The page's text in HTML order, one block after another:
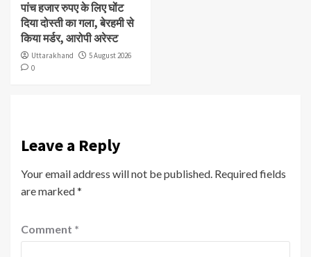
पांच हजार रुपए के लिए घोंट
दिया दोस्ती का गला, बेरहमी से
किया मर्डर, आरोपी अरेस्ट
Uttarakhand
5 August 2026
0
Leave a Reply
Your email address will not be published. Required fields
are marked*
Comment *